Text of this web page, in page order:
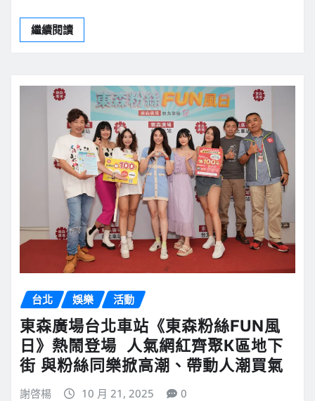
繼續閱讀
台北 娛樂 活動
東森廣場台北車站《東森粉絲FUN風
日》熱鬧登場 人氣網紅齊聚K區地下
街 與粉絲同樂掀高潮、帶動人潮買氣
謝啓楊 10 月 21, 2025 0